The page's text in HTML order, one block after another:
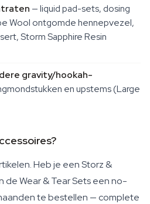
— liquid pad-sets, dosing
Wool ontgomde hennepvezel,
Storm Sapphire Resin
gravity/hookah-
en upstems (Large
Heb je een Storz &
de Wear & Tear Sets een no-
te bestellen — complete